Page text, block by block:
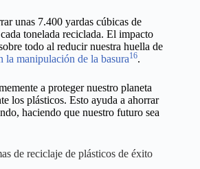
unas 7.400 yardas cúbicas de
tonelada reciclada. El impacto
todo al reducir nuestra huella de
la manipulación de la basura16.
a proteger nuestro planeta
los plásticos. Esto ayuda a ahorrar
haciendo que nuestro futuro sea
de reciclaje de plásticos de éxito